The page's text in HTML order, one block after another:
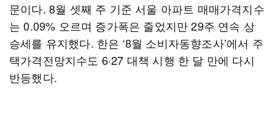
문이다. 8월 셋째 주 기준 서울 아파트 매매가격지수
는 0.09% 오르며 증가폭은 줄었지만 29주 연속 상
승세를 유지했다. 한은 ‘8월 소비자동향조사’에서 주
택가격전망지수도 6·27 대책 시행 한 달 만에 다시
반등했다.